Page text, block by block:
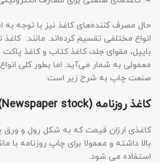
حال مصرف کننده‌های کاغذ نیز با توجه به
انواع مختلفی تقسیم کرده‌اند. مانند: کاغذ
بایپل، مقوای جلد، کاغذ کتاب و کاغذ
معمولی به شمار می‌آید. اما بطور کلی
صنعت چاپ به شرح زیر است:
کاغذ روزنامه (Newspaper stock):
کاغذی ارزان قیمت که به شکل رول و
بالا داشته و معمولا برای چاپ روزنامه
استفاده می شود.